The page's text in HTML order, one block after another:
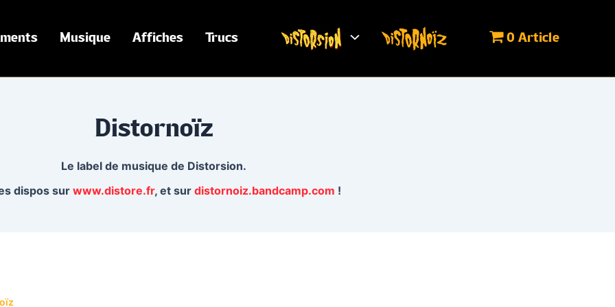
Musique Affiches Trucs 0 Article
Distornoïz
Le label de musique de Distorsion.
dispos surwww.distore.fr, et sur distornoiz.bandcamp.com !